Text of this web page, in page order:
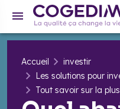
Accueil
investir
Les solutions pour
Tout savoir sur la